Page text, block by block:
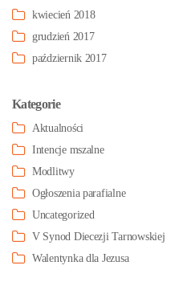
kwiecień 2018
grudzień 2017
październik 2017
Kategorie
Aktualności
Intencje mszalne
Modlitwy
Ogłoszenia parafialne
Uncategorized
V Synod Diecezji Tarnowskiej
Walentynka dla Jezusa